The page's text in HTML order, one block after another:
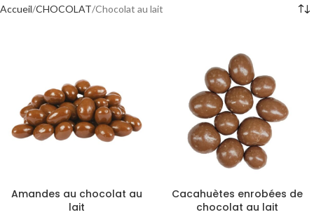
Accueil CHOCOLAT Chocolat au lait
Amandes au chocolat au
lait
Cacahuètes enrobées de
chocolat au lait